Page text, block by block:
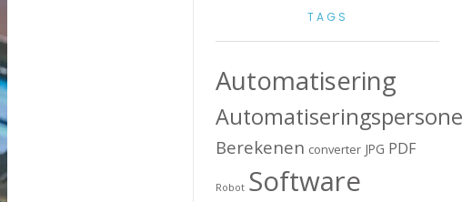
TAGS
Automatisering
Berekenen converter JPG PDF
Robot Software